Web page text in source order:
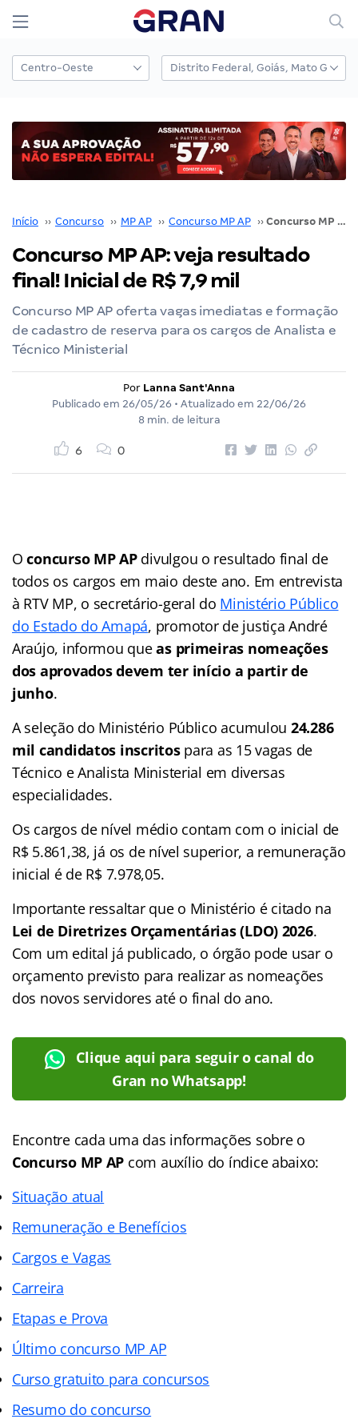
Início ›› Concurso ›› MP AP ›› Concurso MP AP ›› Concurso MP AP: veja resultado final! Inicial de R$ 7,9 mil
Concurso MP AP: veja resultado
final! Inicial de R$ 7,9 mil
Concurso MP AP oferta vagas imediatas e formação
de cadastro de reserva para os cargos de Analista e
Técnico Ministerial
Por Lanna Sant'Anna
Publicado em 26/05/26 • Atualizado em 22/06/26
8 min. de leitura
6 0
Oconcurso MP APdivulgou o resultado final de
todos os cargos em maio deste ano. Em entrevista
à RTV MP, o secretário-geral do Ministério Público
do Estado do Amapá, promotor de justiça André
Araújo, informou queas primeiras nomeações
dos aprovados devem ter início a partir de
junho.
A seleção do Ministério Público acumulou 24.286
mil candidatos inscritos para as 15 vagas de
Técnico e Analista Ministerial em diversas
especialidades.
Os cargos de nível médio contam com o inicial de
R$ 5.861,38, já os de nível superior, a remuneração
inicial é de R$ 7.978,05.
Importante ressaltar que o Ministério é citado na
Lei de Diretrizes Orçamentárias (LDO) 2026.
Com um edital já publicado, o órgão pode usar o
orçamento previsto para realizar as nomeações
dos novos servidores até o final do ano.
Clique aqui para seguir o canal do
Gran no Whatsapp!
Encontre cada uma das informações sobre o
Concurso MP AP com auxílio do índice abaixo:
Situação atual
Remuneração e Benefícios
Cargos e Vagas
Carreira
Etapas e Prova
Último concurso MP AP
Curso gratuito para concursos
Resumo do concurso